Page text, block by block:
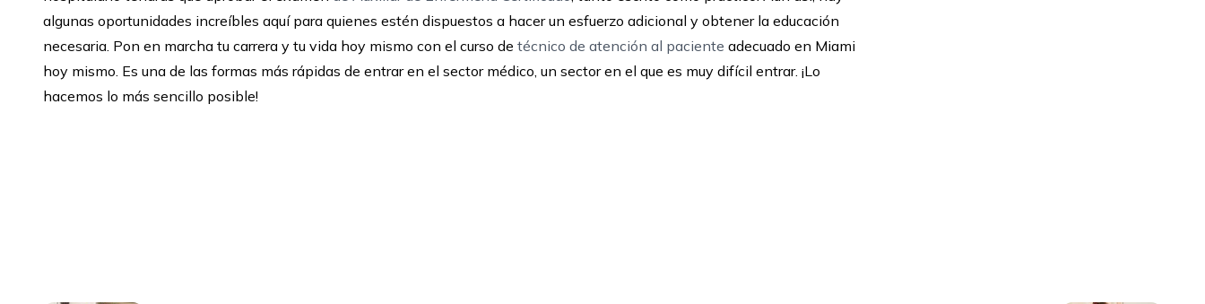
algunas oportunidades increíbles aquí para quienes estén dispuestos a hacer un esfuerzo adicional y obtener la educación
necesaria. Pon en marcha tu carrera y tu vida hoy mismo con el curso de técnico de atención al paciente adecuado en Miami
hoy mismo. Es una de las formas más rápidas de entrar en el sector médico, un sector en el que es muy difícil entrar. ¡Lo
hacemos lo más sencillo posible!